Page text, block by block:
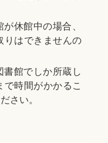
休館中の場合、
りはできませんの
館でしか所蔵し
時間がかかるこ
さい。